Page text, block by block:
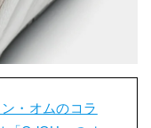
・オムのコラ